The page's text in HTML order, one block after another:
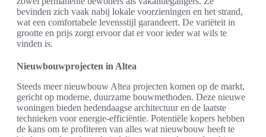
bevinden zich vaak nabij lokale voorzieningen en het strand,
wat een comfortabele levensstijl garandeert. De variëteit in
grootte en prijs zorgt ervoor dat er voor ieder wat wils te
vinden is.
Nieuwbouwprojecten in Altea
Steeds meer nieuwbouw Altea projecten komen op de markt,
gericht op moderne, duurzame bouwmethoden. Deze nieuwe
woningen bieden hedendaagse architectuur en de laatste
technieken voor energie-efficiëntie. Potentiële kopers hebben
de kans om te profiteren van alles wat nieuwbouw heeft te